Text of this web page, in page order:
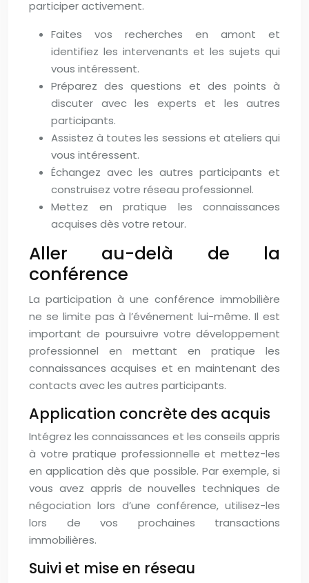
participer activement.
Faites vos recherches en amont et
identifiez les intervenants et les sujets qui
vous intéressent.
Préparez des questions et des points à
discuter avec les experts et les autres
participants.
Assistez à toutes les sessions et ateliers qui
vous intéressent.
Échangez avec les autres participants et
construisez votre réseau professionnel.
Mettez en pratique les connaissances
acquises dès votre retour.
Aller au-delà de la
conférence
La participation à une conférence immobilière
ne se limite pas à l’événement lui-même. Il est
important de poursuivre votre développement
professionnel en mettant en pratique les
connaissances acquises et en maintenant des
contacts avec les autres participants.
Application concrète des acquis
Intégrez les connaissances et les conseils appris
à votre pratique professionnelle et mettez-les
en application dès que possible. Par exemple, si
vous avez appris de nouvelles techniques de
négociation lors d’une conférence, utilisez-les
lors de vos prochaines transactions
immobilières.
Suivi et mise en réseau